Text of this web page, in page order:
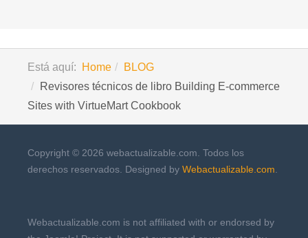
Está aquí: Home
BLOG
Revisores técnicos de libro Building E-commerce
Sites with VirtueMart Cookbook
Copyright © 2026 webactualizable.com. Todos los
derechos reservados. Designed by Webactualizable.com
Webactualizable.com is not affiliated with or endorsed by